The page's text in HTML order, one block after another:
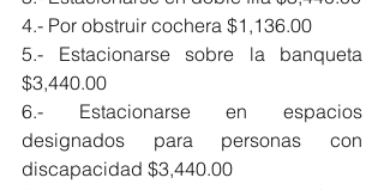
4.- Por obstruir cochera $1,136.00
5.- Estacionarse sobre la banqueta
$3,440.00
6.- Estacionarse en espacios
designados para personas con
discapacidad $3,440.00